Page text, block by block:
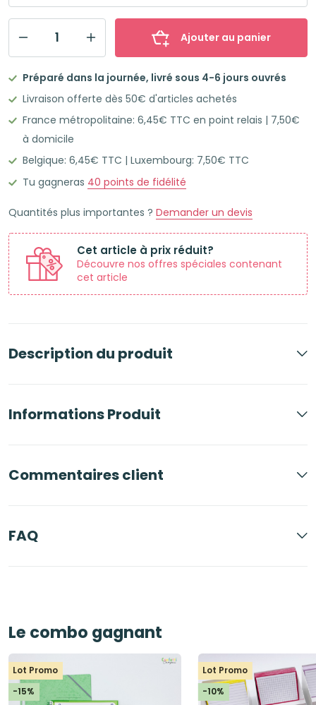
50
Flashcards
Leitner
lignées
cadre
olive
Ajouter au panier
Préparé dans la journée, livré sous 4-6 jours ouvrés
Livraison offerte dès 50€ d'articles achetés
France métropolitaine: 6,45€ TTC en point relais | 7,50€
à domicile
Belgique: 6,45€ TTC | Luxembourg: 7,50€ TTC
Tu gagneras 40 points de fidélité
Quantités plus importantes ? Demander un devis
Cet article à prix réduit?
Découvre nos offres spéciales contenant
cet article
Description du produit
Informations Produit
Commentaires client
FAQ
Le combo gagnant
Lot Promo
-15%
Lot Promo
-10%